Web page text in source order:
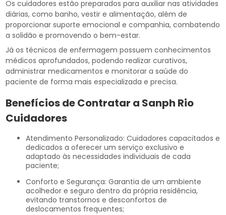
Os cuidadores estão preparados para auxiliar nas atividades
diárias, como banho, vestir e alimentação, além de
proporcionar suporte emocional e companhia, combatendo
a solidão e promovendo o bem-estar.
Já os técnicos de enfermagem possuem conhecimentos
médicos aprofundados, podendo realizar curativos,
administrar medicamentos e monitorar a saúde do
paciente de forma mais especializada e precisa.
Benefícios de Contratar a Sanph Rio
Cuidadores
Atendimento Personalizado: Cuidadores capacitados e
dedicados a oferecer um serviço exclusivo e
adaptado às necessidades individuais de cada
paciente;
Conforto e Segurança: Garantia de um ambiente
acolhedor e seguro dentro da própria residência,
evitando transtornos e desconfortos de
deslocamentos frequentes;